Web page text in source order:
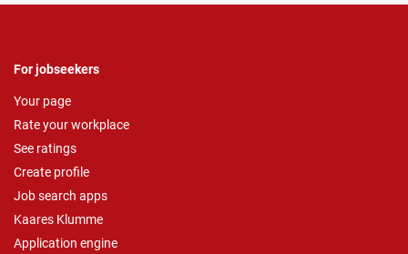
For jobseekers
Your page
Rate your workplace
See ratings
Create profile
Job search apps
Kaares Klumme
Application engine